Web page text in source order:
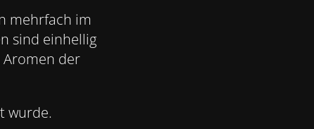
mehrfach im
sind einhellig
der
wurde.